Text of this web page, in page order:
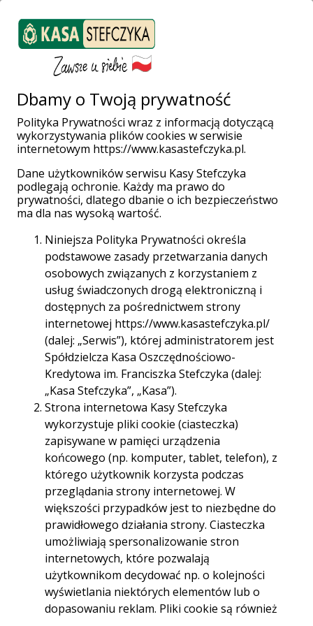
Weź pożyczkę
Załóż konto
Strona główna Placówki i Bankomaty Żary Chrobrego 9
Placówka Stefczyk Finanse
Żary, Chrobrego 9
68-200 Żary, Chrobrego 9
Godziny otwarcia: pon. - pt. 09.30-16.30
Telefon:
683634470
683634475
E-mail: 065zary.chrobrego@kasystefczyka.pl
Trasa Start
Dbamy o Twoją prywatność
Polityka Prywatności wraz z informacją dotyczącą
wykorzystywania plików cookies w serwisie
internetowym https://www.kasastefczyka.pl.
Dane użytkowników serwisu Kasy Stefczyka
podlegają ochronie. Każdy ma prawo do
prywatności, dlatego dbanie o ich bezpieczeństwo
ma dla nas wysoką wartość.
Niniejsza Polityka Prywatności określa
podstawowe zasady przetwarzania danych
osobowych związanych z korzystaniem z
usług świadczonych drogą elektroniczną i
dostępnych za pośrednictwem strony
internetowej https://www.kasastefczyka.pl/
(dalej: „Serwis”), której administratorem jest
Spółdzielcza Kasa Oszczędnościowo-
Kredytowa im. Franciszka Stefczyka (dalej:
„Kasa Stefczyka”, „Kasa”).
Strona internetowa Kasy Stefczyka
wykorzystuje pliki cookie (ciasteczka)
zapisywane w pamięci urządzenia
końcowego (np. komputer, tablet, telefon), z
którego użytkownik korzysta podczas
przeglądania strony internetowej. W
większości przypadków jest to niezbędne do
prawidłowego działania strony. Ciasteczka
umożliwiają spersonalizowanie stron
internetowych, które pozwalają
użytkownikom decydować np. o kolejności
wyświetlania niektórych elementów lub o
dopasowaniu reklam. Pliki cookie są również